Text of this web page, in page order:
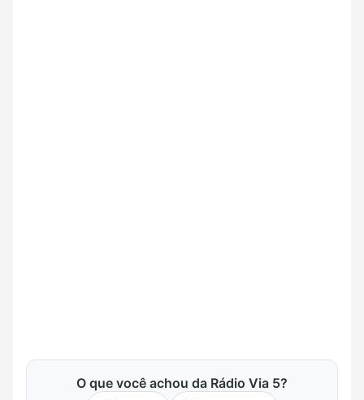
O que você achou da Rádio Via 5?